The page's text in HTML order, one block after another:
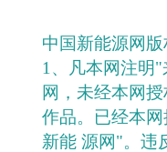
中国新能源网版
1、凡本网注明
网，未经本网
作品。已经本
新能 源网"。违